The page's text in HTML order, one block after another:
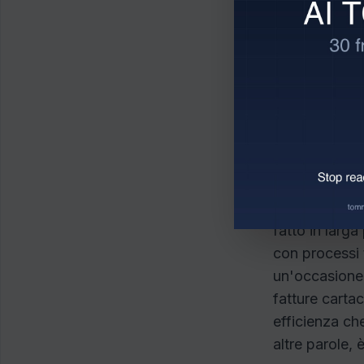
frequente
rivoluzione
sono
è
un trend,
ho lavorato
Va detta
fatto in larga
con processi
fatture
efficienza
altre parole,